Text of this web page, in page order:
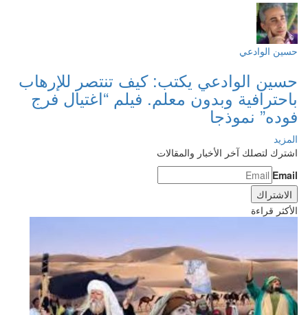
حسين الوادعي
حسين الوادعي يكتب: كيف تنتصر للإرهاب
باحترافية وبدون معلم. فيلم “اغتيال فرج
فوده” نموذجا
المزيد
اشترك لتصلك آخر الأخبار والمقالات
Email
الأكثر قراءة